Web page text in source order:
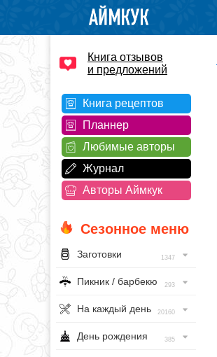
Книга отзывов
и предложений
Книга рецептов
Планнер
Любимые авторы
Журнал
Авторы Аймкук
Сезонное меню
Заготовки 1347
Пикник / барбекю 293
На каждый день 20160
День рождения 385